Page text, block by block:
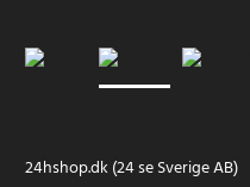
24hshop.dk (24 se Sverige AB)